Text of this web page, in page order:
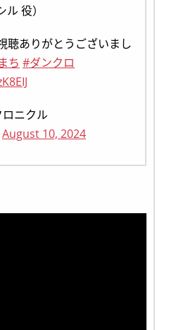
ル 役）
聴ありがとうございまし
ち #ダンクロ
ニクル
August 10, 2024